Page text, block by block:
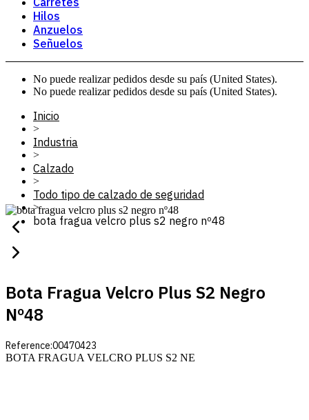
Hilos
Anzuelos
Señuelos
No puede realizar pedidos desde su país (United States).
No puede realizar pedidos desde su país (United States).
Inicio
>
Industria
>
Calzado
>
Todo tipo de calzado de seguridad
>
bota fragua velcro plus s2 negro nº48
Bota Fragua Velcro Plus S2 Negro
Nº48
Reference:00470423
BOTA FRAGUA VELCRO PLUS S2 NE